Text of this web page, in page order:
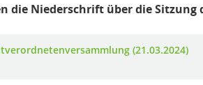
die Niederschrift über die
(21.03.2024)